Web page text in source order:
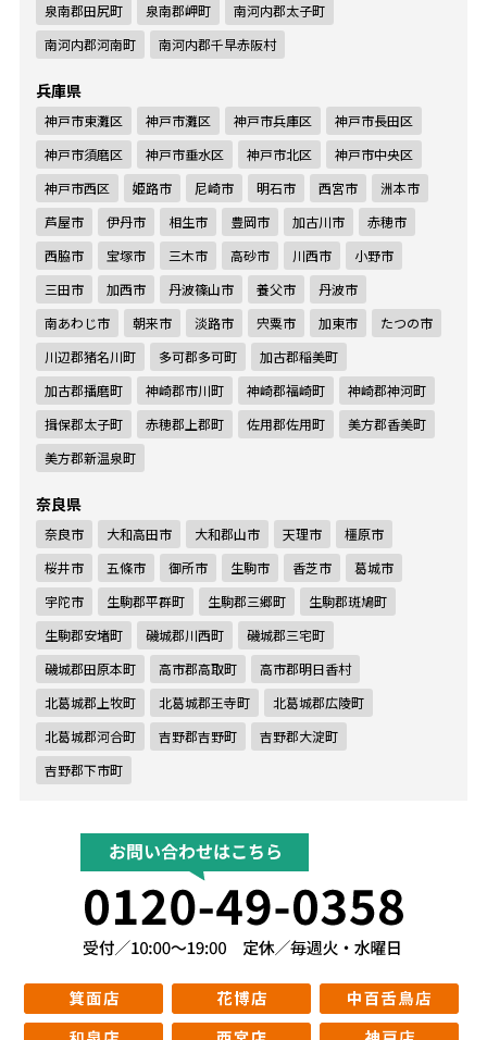
泉南郡田尻町
泉南郡岬町
南河内郡太子町
南河内郡河南町
南河内郡千早赤阪村
兵庫県
神戸市東灘区 神戸市灘区 神戸市兵庫区
神戸市長田区
神戸市須磨区
神戸市垂水区 神戸市北区
神戸市中央区
神戸市西区
姫路市 尼崎市 明石市 西宮市
洲本市
芦屋市
伊丹市 相生市 豊岡市 加古川市
赤穂市
西脇市
宝塚市 三木市 高砂市 川西市
小野市
三田市
加西市 丹波篠山市 養父市
丹波市
南あわじ市
朝来市 淡路市 宍粟市 加東市
たつの市
川辺郡猪名川町
多可郡多可町
加古郡稲美町
加古郡播磨町
神崎郡市川町 神崎郡福崎町
神崎郡神河町
揖保郡太子町
赤穂郡上郡町 佐用郡佐用町
美方郡香美町
美方郡新温泉町
奈良県
奈良市 大和高田市 大和郡山市 天理市
橿原市
桜井市
五條市 御所市 生駒市 香芝市
葛城市
宇陀市
生駒郡平群町 生駒郡三郷町
生駒郡斑鳩町
生駒郡安堵町
磯城郡川西町
磯城郡三宅町
磯城郡田原本町
高市郡高取町
高市郡明日香村
北葛城郡上牧町
北葛城郡王寺町
北葛城郡広陵町
北葛城郡河合町
吉野郡吉野町
吉野郡大淀町
吉野郡下市町